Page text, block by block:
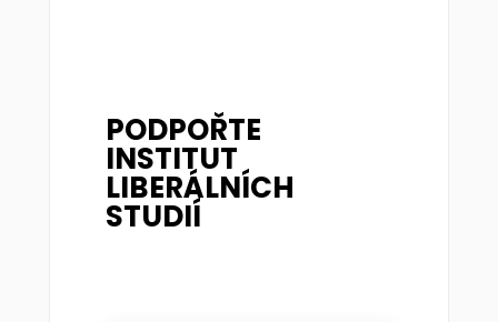
PODPOŘTE
INSTITUT
LIBERÁLNÍCH
STUDIÍ